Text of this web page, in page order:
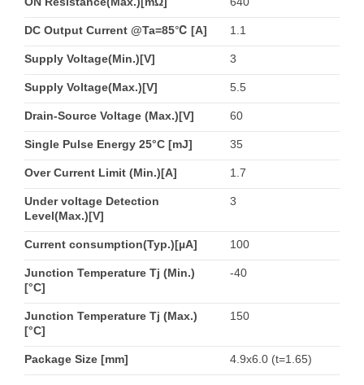
DC Output Current @Ta=85℃ [A] 1.1
Supply Voltage(Min.)[V] 3
Supply Voltage(Max.)[V] 5.5
Drain-Source Voltage (Max.)[V] 60
Single Pulse Energy 25°C [mJ] 35
Over Current Limit (Min.)[A] 1.7
Under voltage Detection
Level(Max.)[V]
3
Current consumption(Typ.)[µA] 100
Junction Temperature Tj (Min.)
[°C]
-40
Junction Temperature Tj (Max.)
[°C]
150
Package Size [mm] 4.9x6.0 (t=1.65)